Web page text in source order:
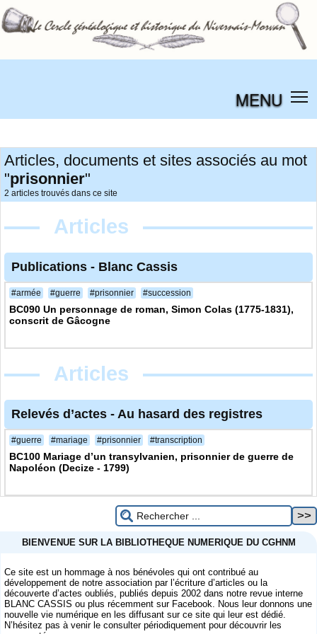
MENU
Articles, documents et sites associés au mot
"prisonnier"
2 articles trouvés dans ce site
Articles
Publications - Blanc Cassis
#armée #guerre #prisonnier #succession
BC090 Un personnage de roman, Simon Colas (1775-1831),
conscrit de Gâcogne
Articles
Relevés d’actes - Au hasard des registres
#guerre #mariage #prisonnier #transcription
BC100 Mariage d’un transylvanien, prisonnier de guerre de
Napoléon (Decize - 1799)
BIENVENUE SUR LA BIBLIOTHEQUE NUMERIQUE DU CGHNM
Ce site est un hommage à nos bénévoles qui ont contribué au
développement de notre association par l’écriture d’articles ou la
découverte d’actes oubliés, publiés depuis 2002 dans notre revue interne
BLANC CASSIS ou plus récemment sur Facebook. Nous leur donnons une
nouvelle vie numérique en les diffusant sur ce site qui leur est dédié.
N’hésitez pas à venir le consulter périodiquement pour découvrir les